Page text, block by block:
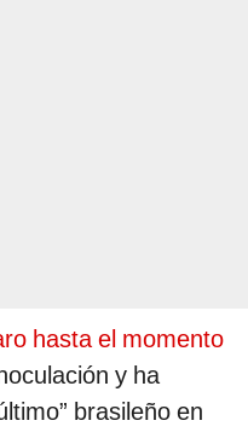
hasta el momento
y ha
brasileño en